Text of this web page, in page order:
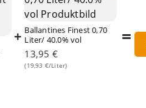
+ Ballantines Finest 0,70
Liter/ 40.0% vol
13,95 €
(19,93 €/Liter)
=